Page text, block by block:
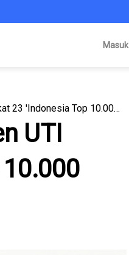
Masuk
Mengenal Dedi Darwis, Dosen UTI Peringkat 23 'Indonesia Top 10.000 Scientist'
UTI